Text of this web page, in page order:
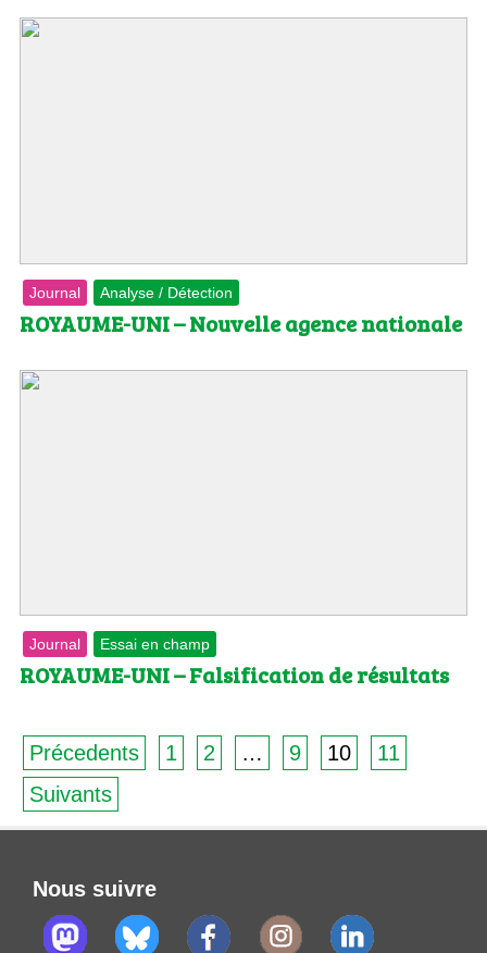
Journal Analyse / Détection
ROYAUME-UNI – Nouvelle agence nationale
Journal Essai en champ
ROYAUME-UNI – Falsification de résultats
Précedents 1 2 … 9 10
11
Suivants
Nous suivre